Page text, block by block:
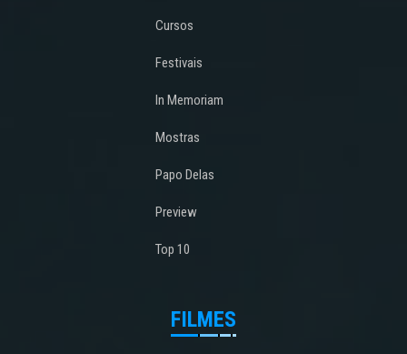
Cursos
Festivais
In Memoriam
Mostras
Papo Delas
Preview
Top 10
FILMES